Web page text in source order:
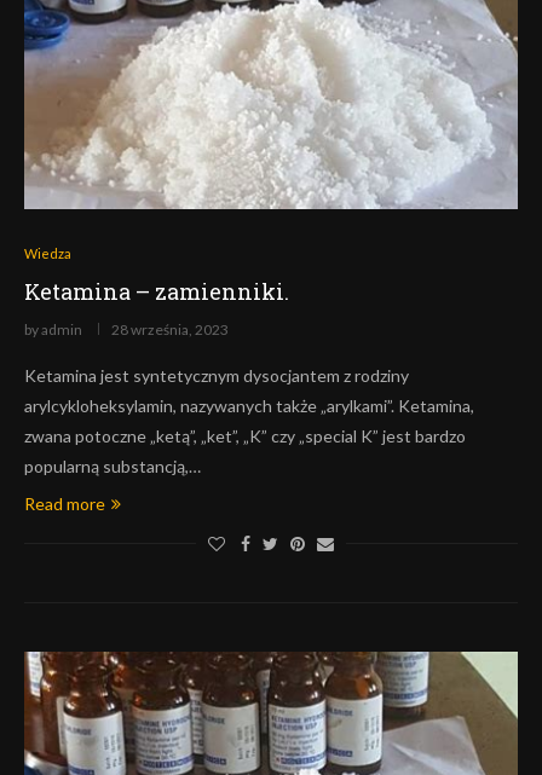
Wiedza
Ketamina – zamienniki.
byadmin 28 września, 2023
Ketamina jest syntetycznym dysocjantem z rodziny
arylcykloheksylamin, nazywanych także „arylkami”. Ketamina,
zwana potoczne „ketą”, „ket”, „K” czy „special K” jest bardzo
popularną substancją,…
Read more